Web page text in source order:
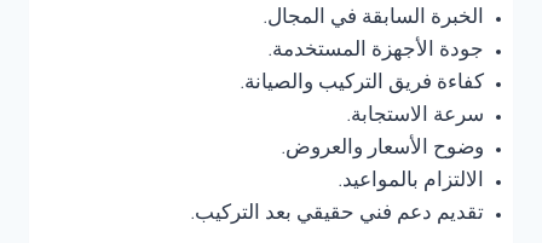
الخبرة السابقة في المجال.
جودة الأجهزة المستخدمة.
كفاءة فريق التركيب والصيانة.
سرعة الاستجابة.
وضوح الأسعار والعروض.
الالتزام بالمواعيد.
تقديم دعم فني حقيقي بعد التركيب.